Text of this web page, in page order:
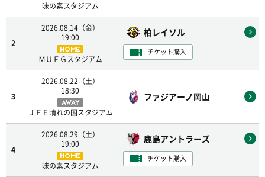
味の素スタジアム
2
2026.08.14（金）
19:00
HOME
ＭＵＦＧスタジアム
柏レイソル
チケット購入
3
2026.08.22（土）
18:30
AWAY
ＪＦＥ晴れの国スタジアム
ファジアーノ岡山
4
2026.08.29（土）
19:00
HOME
味の素スタジアム
鹿島アントラーズ
チケット購入